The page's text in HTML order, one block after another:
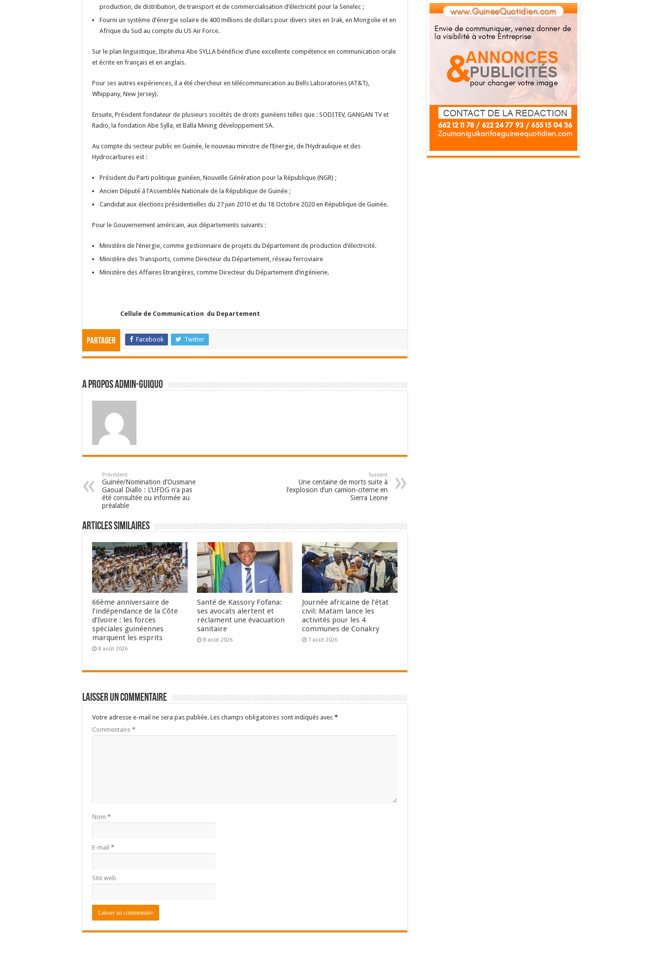
production, de distribution, de transport et de commercialisation d’électricité pour la Senelec ;
Fourni un système d’énergie solaire de 400 millions de dollars pour divers sites en Irak, en Mongolie et en
Afrique du Sud au compte du US Air Force.
Sur le plan linguistique, Ibrahima Abe SYLLA bénéficie d’une excellente compétence en communication orale
et écrite en français et en anglais.
Pour ses autres expériences, il a été chercheur en télécommunication au Bells Laboratories (AT&T),
Whippany, New Jersey).
Ensuite, Président fondateur de plusieurs sociétés de droits guinéens telles que : SODITEV, GANGAN TV et
Radio, la fondation Abe Sylla, et Balla Mining développement SA.
Au compte du secteur public en Guinée, le nouveau ministre de l’Energie, de l’Hydraulique et des
Hydrocarbures est :
Président du Parti politique guinéen, Nouvelle Génération pour la République (NGR) ;
Ancien Député á l’Assemblée Nationale de la République de Guinée ;
Candidat aux élections présidentielles du 27 juin 2010 et du 18 Octobre 2020 en République de Guinée.
Pour le Gouvernement américain, aux départements suivants :
Ministère de l’énergie, comme gestionnaire de projets du Département de production d’électricité.
Ministère des Transports, comme Directeur du Département, réseau ferroviaire
Ministère des Affaires Etrangères, comme Directeur du Département d’ingénierie.
Cellule de Communication du Departement
Partager Facebook Twitter
A propos admin-guiquo
Précédent
Guinée/Nomination d’Ousmane
Gaoual Diallo : L’UFDG n’a pas
été consultée ou informée au
préalable
Suivant
Une centaine de morts suite à
l’explosion d’un camion-citerne en
Sierra Leone
Articles Similaires
66ème anniversaire de
l’indépendance de la Côte
d’Ivoire : les forces
spéciales guinéennes
marquent les esprits
8 août 2026
Santé de Kassory Fofana:
ses avocats alertent et
réclament une évacuation
sanitaire
8 août 2026
Journée africaine de l’état
civil: Matam lance les
activités pour les 4
communes de Conakry
7 août 2026
Laisser un commentaire
Votre adresse e-mail ne sera pas publiée. Les champs obligatoires sont indiqués avec *
Commentaire *
Nom *
E-mail *
Site web